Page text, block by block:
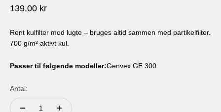
Salgspris
139,00 kr
Rent kulfilter mod lugte – bruges altid sammen med partikelfilter.
700 g/m² aktivt kul.
Passer til følgende modeller:Genvex GE 300
Antal: